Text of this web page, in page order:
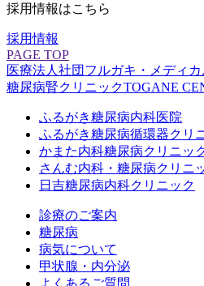
採用情報はこちら
採用情報
PAGE TOP
医療法人社団フルガキ・メディカ
糖尿病腎クリニックTOGANE
ふるがき糖尿病内科医院
ふるがき糖尿病循環器クリ
かまた内科糖尿病クリニッ
さんむ内科・糖尿病クリニ
日吉糖尿病内科クリニック
診療のご案内
糖尿病
病気について
甲状腺・内分泌
よくあるご質問